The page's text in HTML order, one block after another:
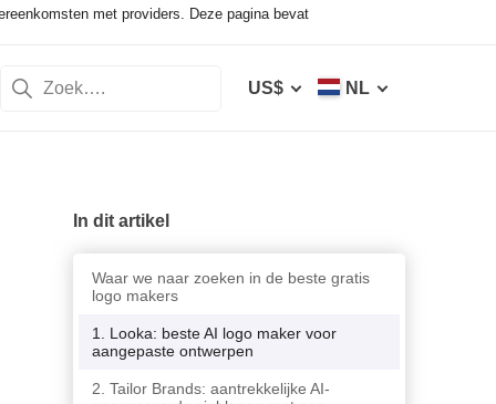
met providers. Deze pagina bevat
US$ NL
In dit artikel
Waar we naar zoeken in de beste gratis
logo makers
1. Looka: beste AI logo maker voor
aangepaste ontwerpen
2. Tailor Brands: aantrekkelijke AI-